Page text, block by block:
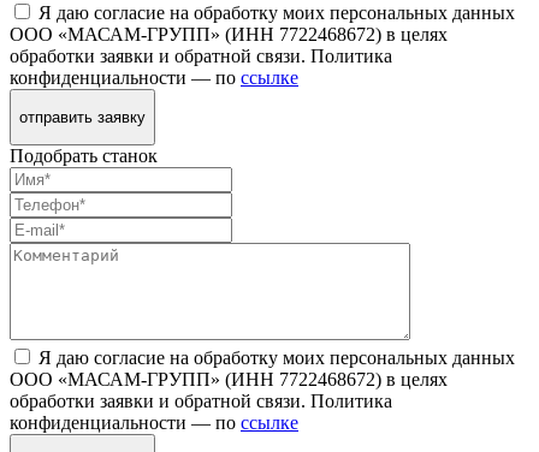
Я даю согласие на обработку моих персональных данных
ООО «МАСАМ-ГРУПП» (ИНН 7722468672) в целях
обработки заявки и обратной связи. Политика
конфиденциальности — по ссылке
отправить заявку
Подобрать станок
Я даю согласие на обработку моих персональных данных
ООО «МАСАМ-ГРУПП» (ИНН 7722468672) в целях
обработки заявки и обратной связи. Политика
конфиденциальности — по ссылке